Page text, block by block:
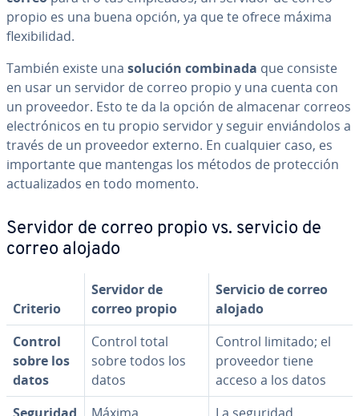
propio es una buena opción, ya que te ofrece máxima
fle­xi­bi­li­dad.
También existe una solución combinada que consiste
en usar un servidor de correo propio y una cuenta con
un proveedor. Esto te da la opción de almacenar correos
ele­c­tró­ni­cos en tu propio servidor y seguir en­viá­n­do­los a
través de un proveedor externo. En cualquier caso, es
im­po­r­ta­n­te que mantengas los métodos de pro­te­c­ción
ac­tua­li­za­dos en todo momento.
Servidor de correo propio vs. servicio de
correo alojado
Criterio
Servidor de
correo propio
Servicio de correo
alojado
Control
sobre los
datos
Control total
sobre todos los
datos
Control limitado; el
proveedor tiene
acceso a los datos